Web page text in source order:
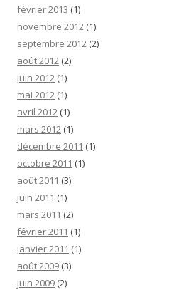
février 2013 (1)
novembre 2012 (1)
septembre 2012 (2)
août 2012 (2)
juin 2012 (1)
mai 2012 (1)
avril 2012 (1)
mars 2012 (1)
décembre 2011 (1)
octobre 2011 (1)
août 2011 (3)
juin 2011 (1)
mars 2011 (2)
février 2011 (1)
janvier 2011 (1)
août 2009 (3)
juin 2009 (2)